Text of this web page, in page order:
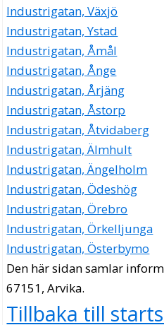
Industrigatan, Växjö
Industrigatan, Ystad
Industrigatan, Åmål
Industrigatan, Ånge
Industrigatan, Årjäng
Industrigatan, Åstorp
Industrigatan, Åtvidaberg
Industrigatan, Älmhult
Industrigatan, Ängelholm
Industrigatan, Ödeshög
Industrigatan, Örebro
Industrigatan, Örkelljunga
Industrigatan, Österbymo
Den här sidan samlar
67151, Arvika.
Tillbaka till